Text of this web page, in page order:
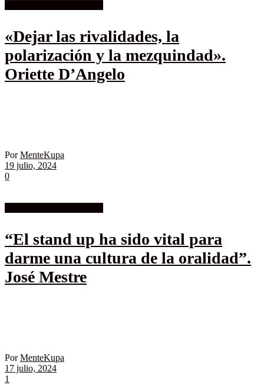
«Dejar las rivalidades, la
polarización y la mezquindad».
Oriette D’Angelo
Por MenteKupa
19 julio, 2024
0
“El stand up ha sido vital para
darme una cultura de la oralidad”.
José Mestre
Por MenteKupa
17 julio, 2024
1